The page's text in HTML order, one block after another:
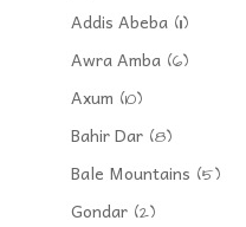
Addis Abeba(11)
Awra Amba(6)
Axum (10)
Bahir Dar(8)
Bale Mountains (5)
Gondar(2)